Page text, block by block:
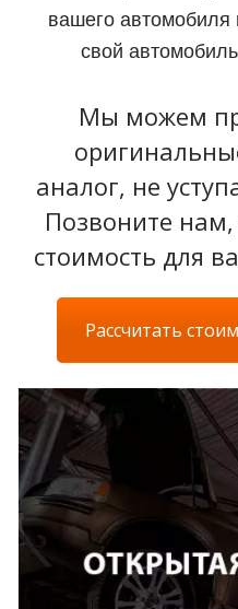
вашего автомобиля
свой
Мы можем
аналог, не
Позвоните
стоимость для
Рассчитать